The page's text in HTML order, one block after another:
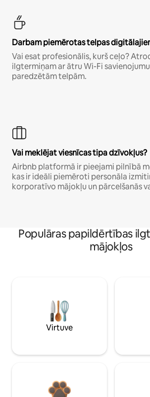
Darbam piemērotas telpas
Vai esat profesionālis, kurš ceļo?
ilgtermiņam ar ātru Wi-Fi
paredzētām telpām.
Vai meklējat viesnīcas tipa dzīvokļus?
Airbnb platformā ir pieejami pilnībā
kas ir ideāli piemēroti personāla
korporatīvo mājokļu un pārcelšanās
Populāras papildērtības
mājokļos
Virtuve